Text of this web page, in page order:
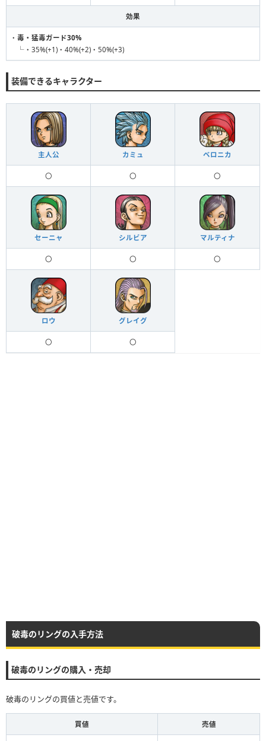
効果
・ 毒・猛毒ガード30%
└・35%(+1)・40%(+2)・50%(+3)
装備できるキャラクター
主人公 カミュ ベロニカ
〇 〇 〇
セーニャ シルビア マルティナ
〇 〇 〇
ロウ グレイグ
〇 〇
破毒のリングの入手方法
破毒のリングの購入・売却
破毒のリングの買値と売値です。
買値 売値